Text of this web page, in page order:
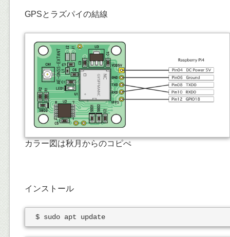
GPSとラズパイの結線
カラー図は秋月からのコピぺ
インストール